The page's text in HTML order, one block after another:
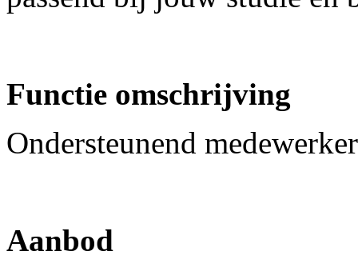
Functie omschrijving
Ondersteunend medewerker
Aanbod